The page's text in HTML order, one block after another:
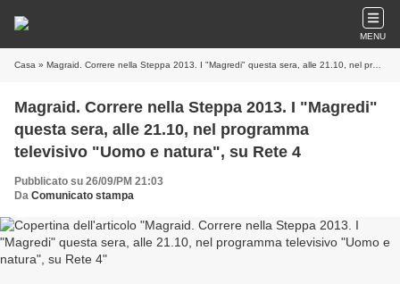
MENU
Casa » Magraid. Correre nella Steppa 2013. I "Magredi" questa sera, alle 21.10, nel programma televisivo "Uomo e natura", su Rete 4
Magraid. Correre nella Steppa 2013. I "Magredi"
questa sera, alle 21.10, nel programma
televisivo "Uomo e natura", su Rete 4
Pubblicato su 26/09/PM 21:03
Da Comunicato stampa